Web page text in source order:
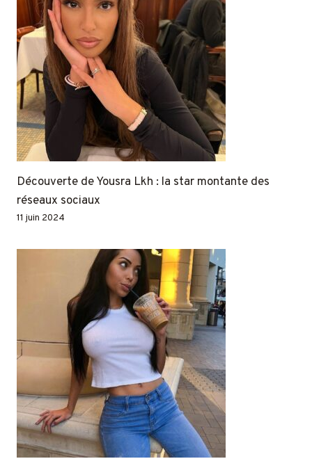
Découverte de Yousra Lkh : la star montante des
réseaux sociaux
11 juin 2024